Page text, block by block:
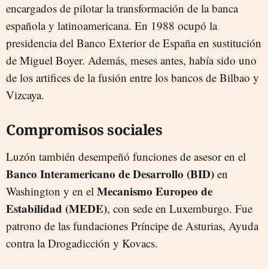
encargados de pilotar la transformación de la banca
española y latinoamericana. En 1988 ocupó la
presidencia del Banco Exterior de España en sustitución
de Miguel Boyer. Además, meses antes, había sido uno
de los artifices de la fusión entre los bancos de Bilbao y
Vizcaya.
Compromisos sociales
Luzón también desempeñó funciones de asesor en el
Banco Interamericano de Desarrollo (BID) en
Washington y en el Mecanismo Europeo de
Estabilidad (MEDE), con sede en Luxemburgo. Fue
patrono de las fundaciones Príncipe de Asturias, Ayuda
contra la Drogadicción y Kovacs.